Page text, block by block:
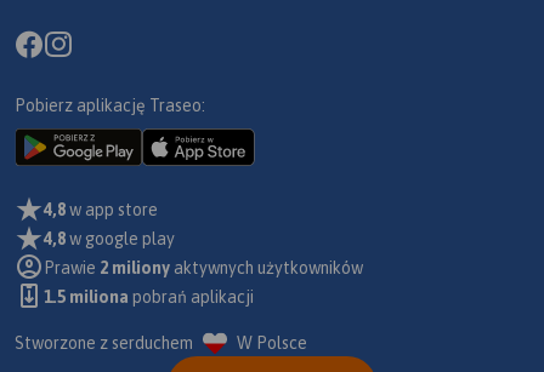
Pobierz aplikację Traseo:
4,8w app store
4,8w google play
Prawie 2 miliony aktywnych użytkowników
1.5 miliona pobrań aplikacji
Stworzone z serduchem W Polsce